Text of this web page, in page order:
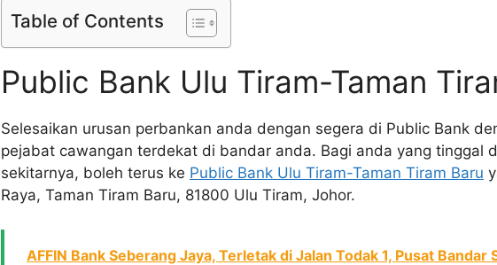
Table of Contents
Public Bank Ulu Tiram-Taman
Selesaikan urusan perbankan anda dengan segera di Public Bank
pejabat cawangan terdekat di bandar anda. Bagi anda yang tinggal
sekitarnya, boleh terus ke Public Bank Ulu Tiram-Taman Tiram Baru
Raya, Taman Tiram Baru, 81800 Ulu Tiram, Johor.
AFFIN Bank Seberang Jaya, Terletak di Jalan Todak 1, Pusat Bandar